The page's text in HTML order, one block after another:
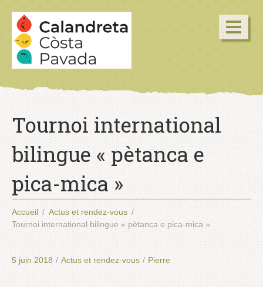
Tournoi international
bilingue « pètanca e
pica-mica »
Accueil
Actus et rendez-vous
Tournoi international bilingue « pètanca e pica-mica »
5 juin 2018 / Actus et rendez-vous / Pierre